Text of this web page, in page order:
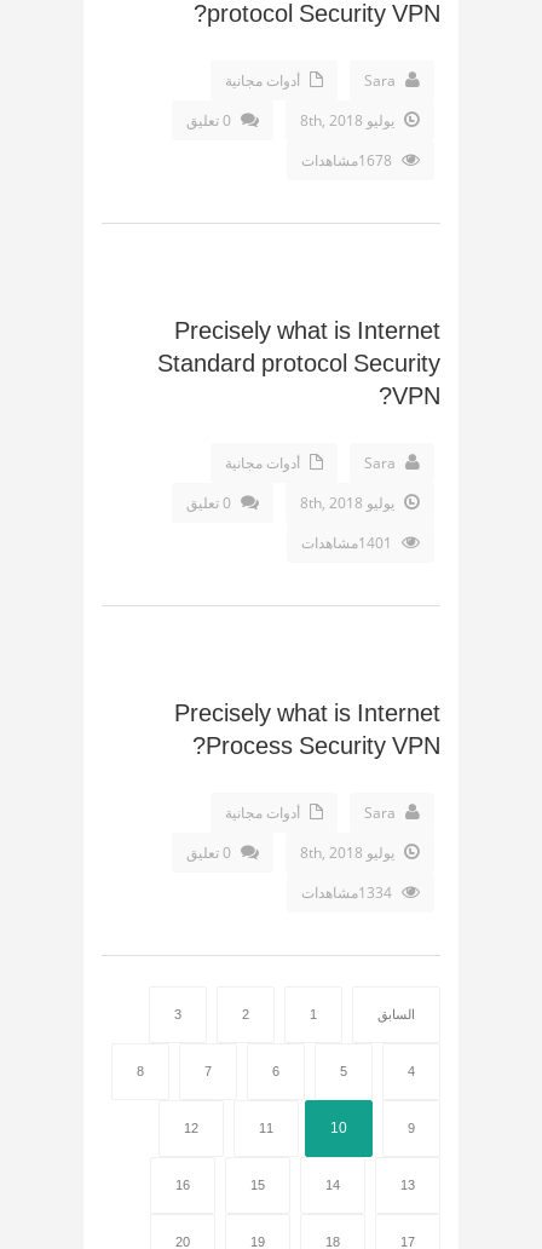
protocol Security VPN?
Sara
أدوات مجانية
يوليو 8th, 2018
0 تعليق
Precisely what is Internet
Standard protocol Security
VPN?
Sara
أدوات مجانية
يوليو 8th, 2018
0 تعليق
Precisely what is Internet
Process Security VPN?
Sara
أدوات مجانية
يوليو 8th, 2018
0 تعليق
السابق 1
2
3
4
5
6
7
8
9
10
11
12
13
14
15
16
17
18
19
20